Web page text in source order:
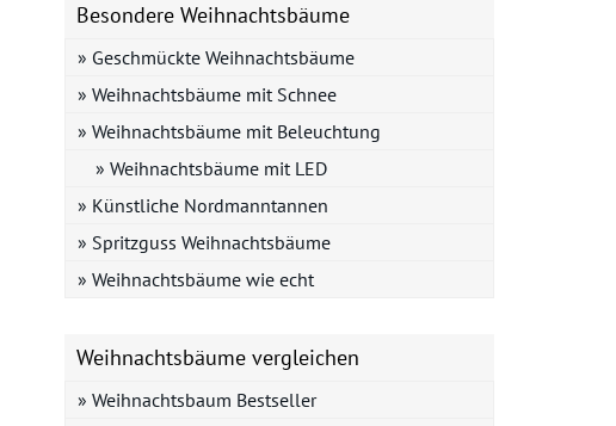
Besondere Weihnachtsbäume
» Geschmückte Weihnachtsbäume
» Weihnachtsbäume mit Schnee
» Weihnachtsbäume mit Beleuchtung
» Weihnachtsbäume mit LED
» Künstliche Nordmanntannen
» Spritzguss Weihnachtsbäume
» Weihnachtsbäume wie echt
Weihnachtsbäume vergleichen
» Weihnachtsbaum Bestseller